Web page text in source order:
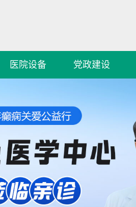
医院设备 党政建设